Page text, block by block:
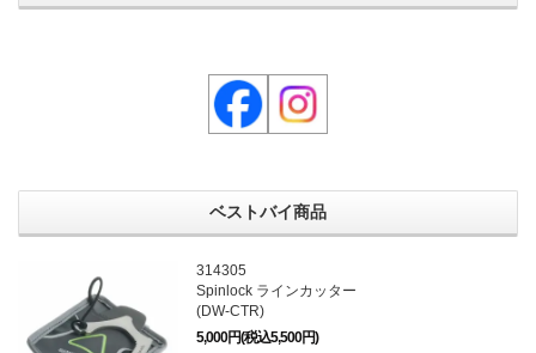
ベストバイ商品
314305
Spinlock ラインカッター
(DW-CTR)
5,000円(税込5,500円)